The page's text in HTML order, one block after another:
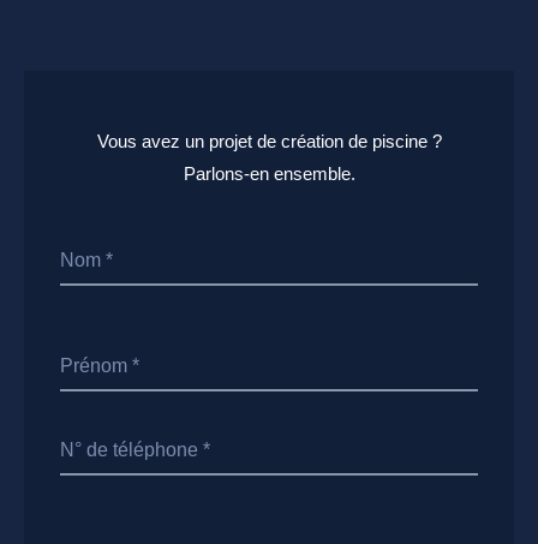
Vous avez un projet de création de piscine ?
Parlons-en ensemble.